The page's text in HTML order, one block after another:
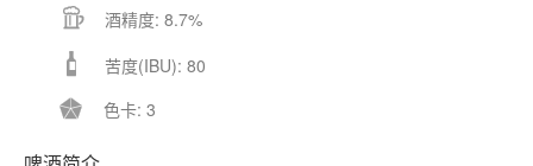
 酒精度: 8.7%
 苦度(IBU): 80
 色卡: 3